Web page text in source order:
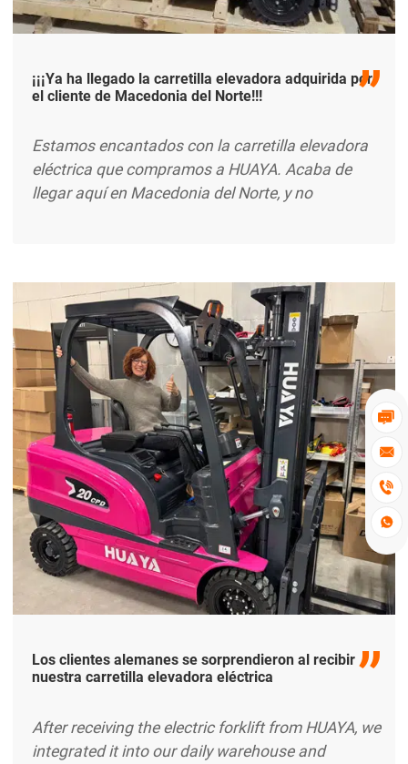




¡¡¡Ya ha llegado la carretilla elevadora adquirida por
el cliente de Macedonia del Norte!!!
Estamos encantados con la carretilla elevadora
eléctrica que compramos a HUAYA. Acaba de
llegar aquí en Macedonia del Norte, y no
profesionalmente y sin problemas. La carretilla
elevadora eléctrica es exactamente como se
describe: potente, eficiente y fiable. Ya está
haciendo excerpt ...
Los clientes alemanes se sorprendieron al recibir
nuestra carretilla elevadora eléctrica
After receiving the electric forklift from HUAYA, we
integrated it into our daily warehouse and